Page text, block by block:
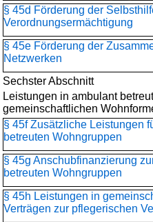
§ 45d Förderung der
Verordnungsermächtigung
§ 45e Förderung der
Netzwerken
Sechster Abschnitt
Leistungen in ambulant
gemeinschaftlichen
§ 45f Zusätzliche Leistungen
betreuten Wohngruppen
§ 45g Anschubfinanzierung
betreuten Wohngruppen
§ 45h Leistungen in
Verträgen zur pflegerischen